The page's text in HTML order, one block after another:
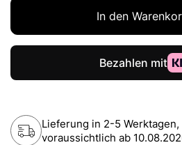
In den
Lieferung in 2-5
voraussichtlich ab